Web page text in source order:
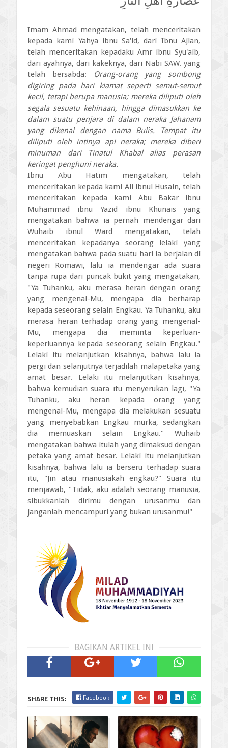
Imam Ahmad mengatakan, telah menceritakan
kepada kami Yahya ibnu Sa'id, dari Ibnu Ajlan,
telah menceritakan kepadaku Amr ibnu Syu'aib,
dari ayahnya, dari kakeknya, dari Nabi SAW. yang
telah bersabda:
Orang-orang yang sombong
digiring pada hari kiamat seperti semut-semut
kecil, tetapi berupa manusia; mereka diliputi oleh
segala sesuatu kehinaan, hingga dimasukkan ke
dalam suatu penjara di dalam neraka Jahanam
yang dikenal dengan nama Bulis. Tempat itu
diliputi oleh intinya api neraka; mereka diberi
minuman dari Tinatul Khabal alias perasan
keringat penghuni neraka.
Ibnu Abu Hatim mengatakan, telah
menceritakan kepada kami Ali ibnul Husain, telah
menceritakan kepada kami Abu Bakar ibnu
Muhammad ibnu Yazid ibnu Khunais yang
mengatakan bahwa ia pernah mendengar dari
Wuhaib ibnul Ward mengatakan, telah
menceritakan kepadanya seorang lelaki yang
mengatakan bahwa pada suatu hari ia berjalan di
negeri Romawi, lalu ia mendengar ada suara
tanpa rupa dari puncak bukit yang mengatakan,
"Ya Tuhanku, aku merasa heran dengan orang
yang mengenal-Mu, mengapa dia berharap
kepada seseorang selain Engkau. Ya Tuhanku, aku
merasa heran terhadap orang yang mengenal-
Mu, mengapa dia meminta keperluan-
keperluannya kepada seseorang selain Engkau."
Lelaki itu melanjutkan kisahnya, bahwa lalu ia
pergi dan selanjutnya terjadilah malapetaka yang
amat besar. Lelaki itu melanjutkan kisahnya,
bahwa kemudian suara itu menyerukan lagi, "Ya
Tuhanku, aku heran kepada orang yang
mengenal-Mu, mengapa dia melakukan sesuatu
yang menyebabkan Engkau murka, sedangkan
dia memuaskan selain Engkau." Wuhaib
mengatakan bahwa itulah yang dimaksud dengan
petaka yang amat besar. Lelaki itu melanjutkan
kisahnya, bahwa lalu ia berseru terhadap suara
itu, "Jin atau manusiakah engkau?" Suara itu
menjawab, "Tidak, aku adalah seorang manusia,
sibukkanlah dirimu dengan urusanmu dan
janganlah mencampuri yang bukan urusanmu!"
BAGIKAN ARTIKEL INI
SHARE THIS: Facebook